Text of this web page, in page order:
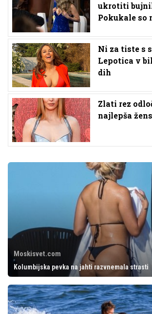
ukrotiti
Pokukale so
Ni za tiste s
Lepotica v
dih
Zlati rez
najlepša
Moskisvet.com
Kolumbijska pevka na jahti razvnemala strasti